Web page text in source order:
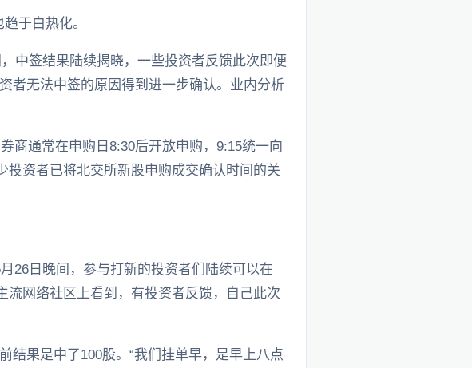
于白热化。
中签结果陆续揭晓，一些投资者反馈此次即便
者无法中签的原因得到进一步确认。业内分析
商通常在申购日8:30后开放申购，9:15统一向
资者已将北交所新股申购成交确认时间的关
26日晚间，参与打新的投资者们陆续可以在
网络社区上看到，有投资者反馈，自己此次
结果是中了100股。“我们挂单早，是早上八点